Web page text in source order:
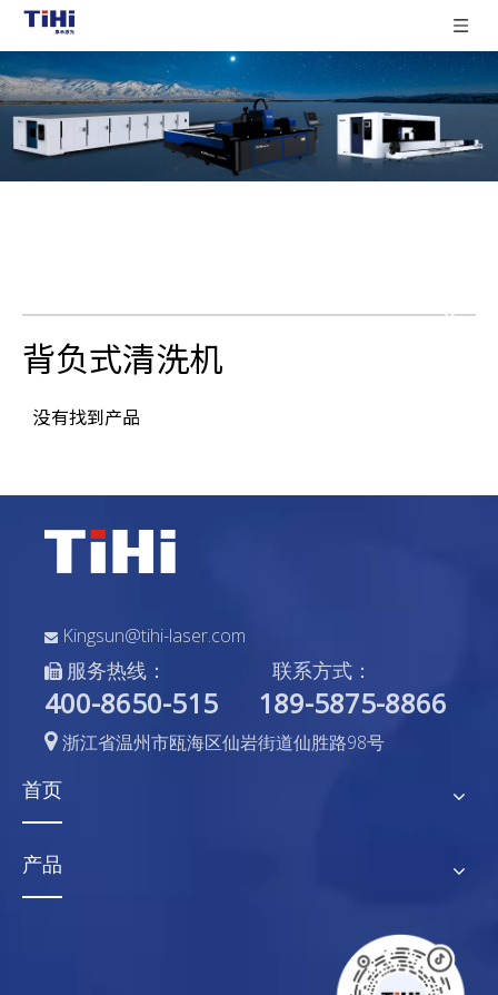
背负式清洗机
没有找到产品
 Kingsun@tihi-laser.com
 服务热线： 联系方式：
400-8650-515 189-5875-8866
 浙江省温州市瓯海区仙岩街道仙胜路98号
首页
产品